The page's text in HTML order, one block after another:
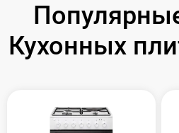
Кухонных